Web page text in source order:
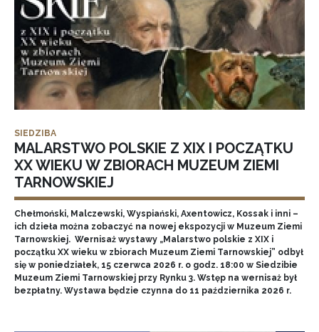
SIEDZIBA
MALARSTWO POLSKIE Z XIX I POCZĄTKU
XX WIEKU W ZBIORACH MUZEUM ZIEMI
TARNOWSKIEJ
Chełmoński, Malczewski, Wyspiański, Axentowicz, Kossak i inni –
ich dzieła można zobaczyć na nowej ekspozycji w Muzeum Ziemi
Tarnowskiej. Wernisaż wystawy „Malarstwo polskie z XIX i
początku XX wieku w zbiorach Muzeum Ziemi Tarnowskiej” odbył
się w poniedziałek, 15 czerwca 2026 r. o godz. 18:00 w Siedzibie
Muzeum Ziemi Tarnowskiej przy Rynku 3. Wstęp na wernisaż był
bezpłatny. Wystawa będzie czynna do 11 października 2026 r.